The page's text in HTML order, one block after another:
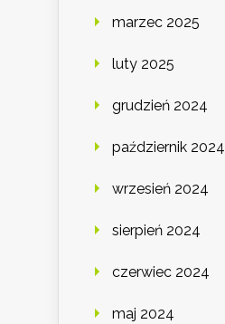
marzec 2025
luty 2025
grudzień 2024
październik 2024
wrzesień 2024
sierpień 2024
czerwiec 2024
maj 2024